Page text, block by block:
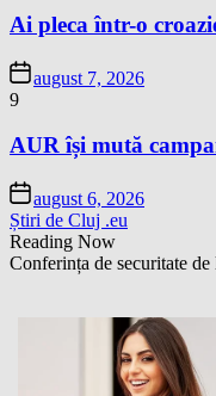
Ai pleca într-o
august 7, 2026
9
AUR își mută
august 6, 2026
Știri de Cluj .eu
Reading Now
Conferința de securitate